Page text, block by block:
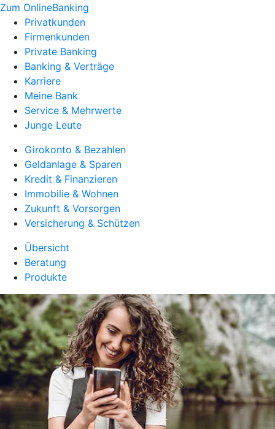
Zum OnlineBanking
Privatkunden
Firmenkunden
Private Banking
Banking & Verträge
Karriere
Meine Bank
Service & Mehrwerte
Junge Leute
Girokonto & Bezahlen
Geldanlage & Sparen
Kredit & Finanzieren
Immobilie & Wohnen
Zukunft & Vorsorgen
Versicherung & Schützen
Übersicht
Beratung
Produkte